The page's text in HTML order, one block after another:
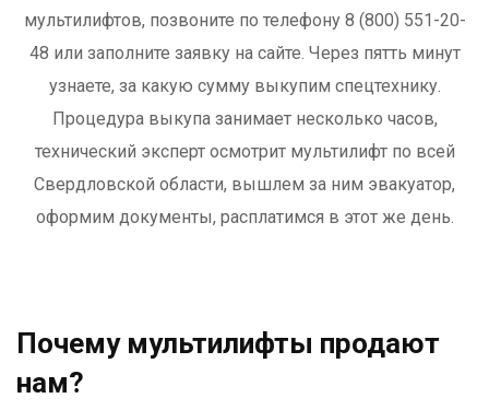
мультилифтов, позвоните по телефону 8 (800) 551-20-
48 или заполните заявку на сайте. Через пятть минут
узнаете, за какую сумму выкупим спецтехнику.
Процедура выкупа занимает несколько часов,
технический эксперт осмотрит мультилифт по всей
Свердловской области, вышлем за ним эвакуатор,
оформим документы, расплатимся в этот же день.
Почему мультилифты продают
нам?